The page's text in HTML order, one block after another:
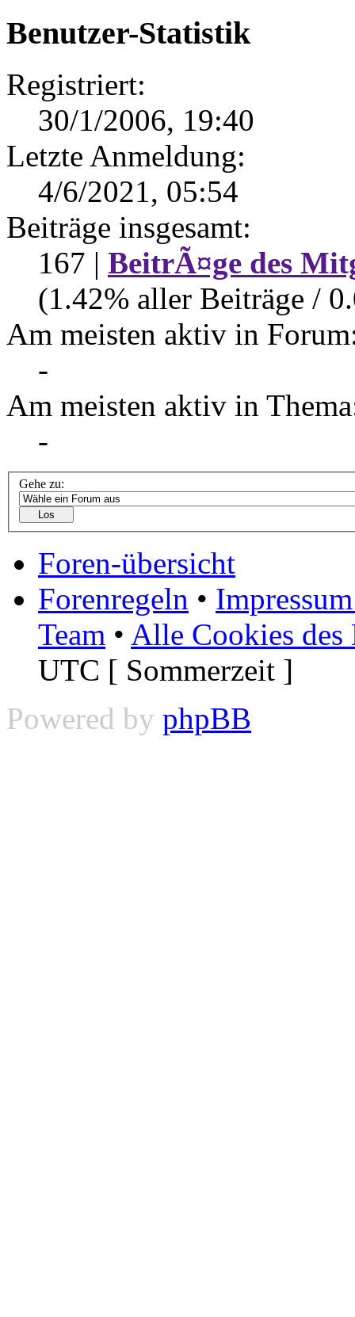
Benutzer-Statistik
Registriert:
30/1/2006, 19:40
Letzte Anmeldung:
4/6/2021, 05:54
Beiträge insgesamt:
167 | BeitrÃ¤ge des
(1.42% aller Beiträge /
Am meisten aktiv in
-
Am meisten aktiv in
-
Gehe zu:
Foren-übersicht
Forenregeln •
Team • Alle Cookies des
UTC [ Sommerzeit ]
Powered by phpBB